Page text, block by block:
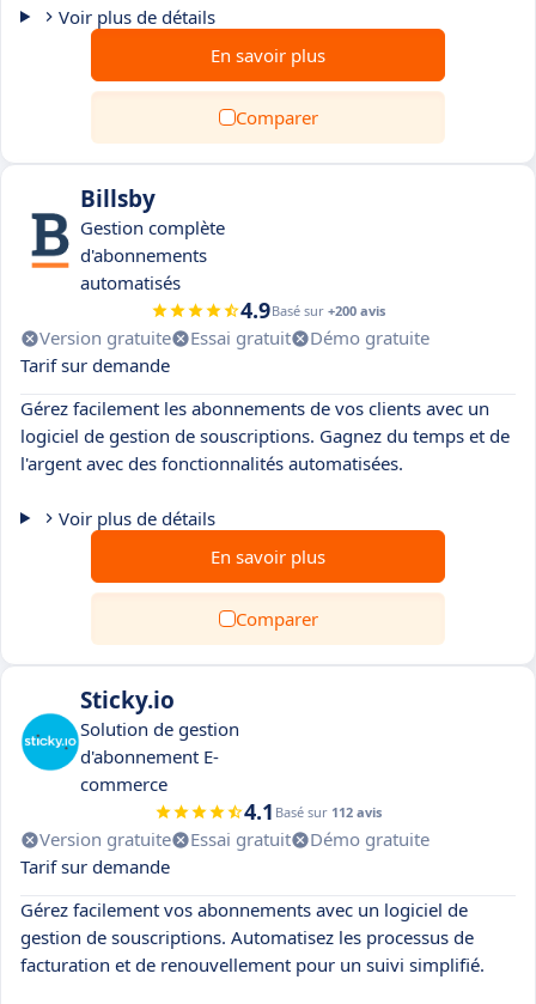
Voir plus de détails
En savoir plus
Comparer
Billsby
Gestion complète
d'abonnements
automatisés
4.9Basé sur +200 avis
Version gratuite Essai gratuit
Démo gratuite
Tarif sur demande
Gérez facilement les abonnements de vos clients avec un
logiciel de gestion de souscriptions. Gagnez du temps et de
l'argent avec des fonctionnalités automatisées.
Voir plus de détails
En savoir plus
Comparer
Sticky.io
Solution de gestion
d'abonnement E-
commerce
4.1 Basé sur 112 avis
Version gratuite Essai gratuit
Démo gratuite
Tarif sur demande
Gérez facilement vos abonnements avec un logiciel de
gestion de souscriptions. Automatisez les processus de
facturation et de renouvellement pour un suivi simplifié.